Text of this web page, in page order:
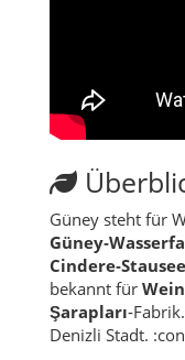
Güney steht für
Cindere‑Stausee
bekannt für
Şarapları
Denizli Stadt.